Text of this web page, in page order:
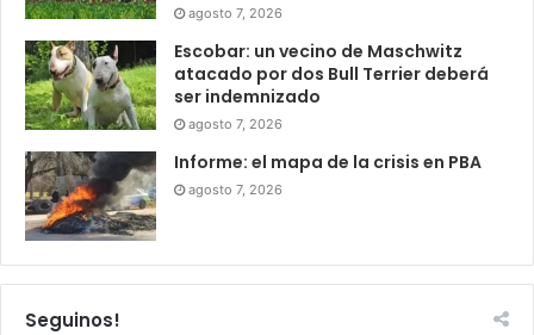
agosto 7, 2026
Escobar: un vecino de Maschwitz
atacado por dos Bull Terrier deberá
ser indemnizado
agosto 7, 2026
Informe: el mapa de la crisis en PBA
agosto 7, 2026
Seguinos!